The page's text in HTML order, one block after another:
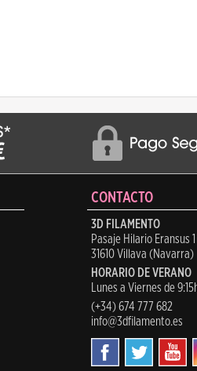
CONTACTO
3D FILAMENTO
Pasaje Hilario Eransus
31610 Villava (Navarra)
HORARIO DE VERANO
Lunes a Viernes de
(+34) 674 777 682
info@3dfilamento.es